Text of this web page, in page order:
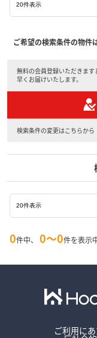
ご希望の検索条件の物件
無料の会員登録いただきま
早くお届けいたします。
検索条件の変更はこちらから
0件中、 0〜0件を表示
ご利用に